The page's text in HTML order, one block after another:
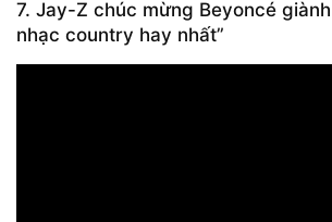
7. Jay-Z chúc mừng Beyoncé giành
nhạc country hay nhất”